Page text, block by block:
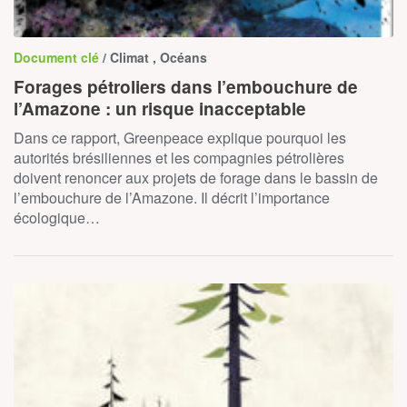
Document clé / Climat , Océans
Forages pétroliers dans l’embouchure de
l’Amazone : un risque inacceptable
Dans ce rapport, Greenpeace explique pourquoi les
autorités brésiliennes et les compagnies pétrolières
doivent renoncer aux projets de forage dans le bassin de
l’embouchure de l’Amazone. Il décrit l’importance
écologique…